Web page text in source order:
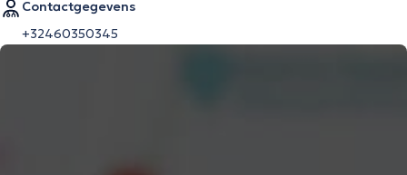
Contactgegevens
+32460350345